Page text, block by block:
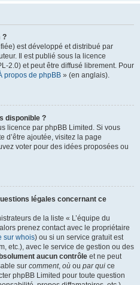
?
est développé et distribué par
Il est publié sous la licence
2.0) et peut être diffusé librement. Pour
propos de phpBB » (en anglais).
disponible ?
licence par phpBB Limited. Si vous
d’être ajoutée, visitez la page
voter pour des idées proposées ou
légales concernant ce
de la liste « L’équipe du
prenez contact avec le propriétaire
sur whois) ou si un service gratuit est
etc.), avec le service de gestion ou des
aucun contrôle et ne peut
sur comment, où ou par qui ce
phpBB Limited pour toute question